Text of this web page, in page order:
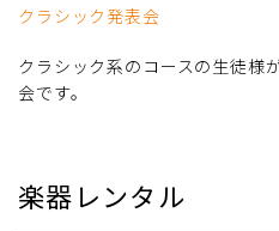
クラシック発表会
クラシック系のコースの生徒様
会です。
楽器レンタル